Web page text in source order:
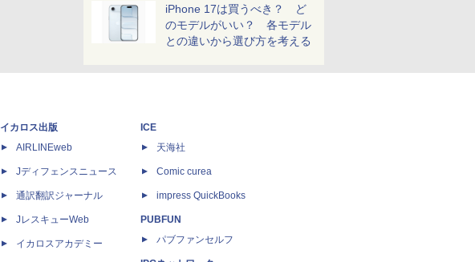
iPhone 17は買うべき？ ど
のモデルがいい？ 各モデル
との違いから選び方を考える
イカロス出版
AIRLINEweb
Jディフェンスニュース
通訳翻訳ジャーナル
JレスキューWeb
イカロスアカデミー
ICE
天海社
Comic curea
impress QuickBooks
PUBFUN
パブファンセルフ